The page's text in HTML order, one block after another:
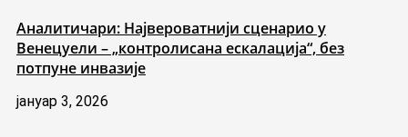
Аналитичари: Највероватнији сценарио у
Венецуели – „контролисана ескалација“, без
потпуне инвазије
јануар 3, 2026